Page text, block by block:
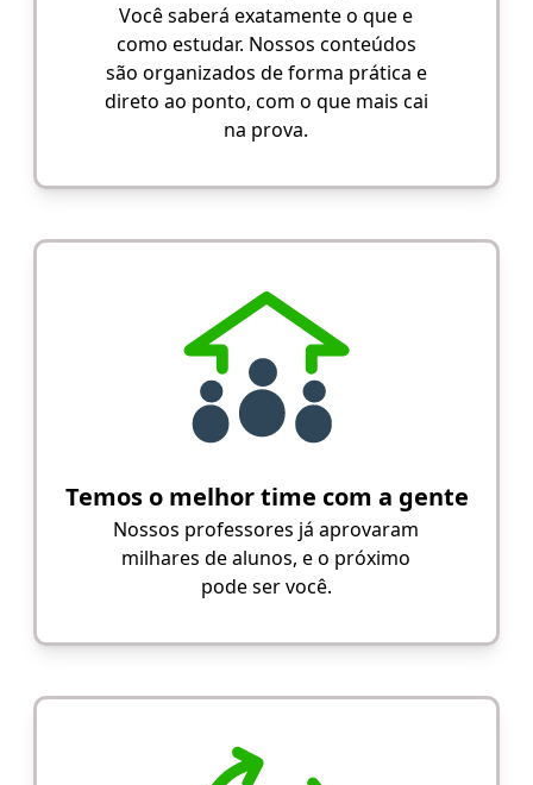
Você saberá exatamente o que e
como estudar. Nossos conteúdos
são organizados de forma prática e
direto ao ponto, com o que mais cai
na prova.
Temos o melhor time com a gente
Nossos professores já aprovaram
milhares de alunos, e o próximo
pode ser você.